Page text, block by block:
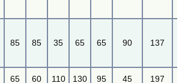
85 85 35 65 65 90 137
65 60 110 130 95 45 197